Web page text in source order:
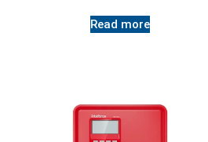
Read more